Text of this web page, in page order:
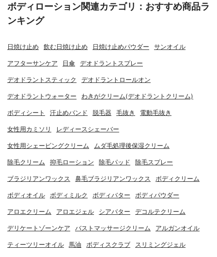
ボディローション関連カテゴリ：おすすめ商品ラ
ンキング
日焼け止め 飲む日焼け止め 日焼け止めパウダー サンオイル
アフターサンケア 日傘 デオドラントスプレー
デオドラントスティック デオドラントロールオン
デオドラントウォーター わきがクリーム(デオドラントクリーム)
ボディシート 汗止めバンド 脱毛器 毛抜き 電動毛抜き
女性用カミソリ レディースシェーバー
女性用シェービングクリーム ムダ毛処理後保湿クリーム
除毛クリーム 抑毛ローション 除毛パッド 除毛スプレー
ブラジリアンワックス 鼻毛ブラジリアンワックス ボディクリーム
ボディオイル ボディミルク ボディバター ボディパウダー
アロエクリーム アロエジェル シアバター デコルテクリーム
デリケートゾーンケア バストマッサージクリーム アルガンオイル
ティーツリーオイル 馬油 ボディスクラブ スリミングジェル